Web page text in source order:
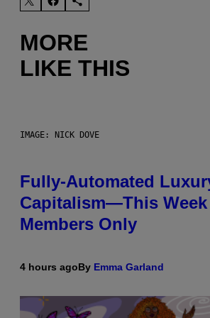
MORE
LIKE THIS
IMAGE: NICK DOVE
Fully-Automated
Capitalism—This Week
Members Only
4 hours agoBy Emma Garland